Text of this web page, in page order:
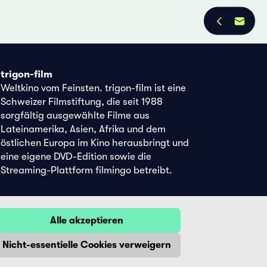
trigon-film
Weltkino vom Feinsten. trigon-film ist eine
Schweizer Filmstiftung, die seit 1988
sorgfältig ausgewählte Filme aus
Lateinamerika, Asien, Afrika und dem
östlichen Europa im Kino herausbringt und
eine eigene DVD-Edition sowie die
Streaming-Plattform filmingo betreibt.
Alle akzeptieren
Nicht-essentielle Cookies verweigern